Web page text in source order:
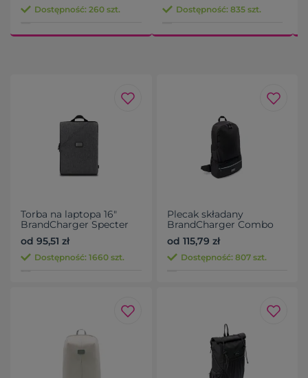
Dostępność: 260 szt. Dostępność: 835 szt.
Torba na laptopa 16"
BrandCharger Specter
Go
od 95,51 zł
Dostępność: 1660 szt.
Plecak składany
BrandCharger Combo
od 115,79 zł
Dostępność: 807 szt.